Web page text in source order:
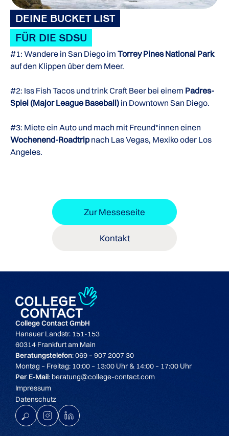
DEINE BUCKET LIST
FÜR DIE SDSU
#1: Wandere in San Diego im Torrey Pines National Park
auf den Klippen über dem Meer.
#2: Iss Fish Tacos und trink Craft Beer bei einem Padres-
Spiel (Major League Baseball) in Downtown San Diego.
#3: Miete ein Auto und mach mit Freund*innen einen
Wochenend-Roadtripnach Las Vegas, Mexiko oder Los
Angeles.
Zur Messeseite
Kontakt
College Contact GmbH
Hanauer Landstr. 151-153
60314 Frankfurt am Main
Beratungstelefon: 069 – 907 2007 30
Montag – Freitag: 10:00 – 13:00 Uhr & 14:00 – 17:00 Uhr
Per E-Mail: beratung@college-contact.com
Impressum
Datenschutz